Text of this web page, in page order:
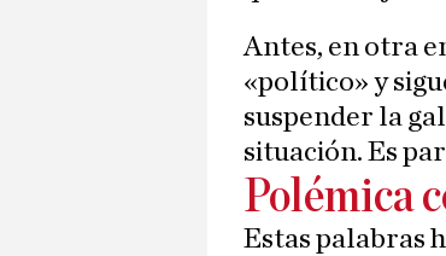
Antes, en otra
«político» y
suspender la
situación. Es
Polémica
Estas palabras